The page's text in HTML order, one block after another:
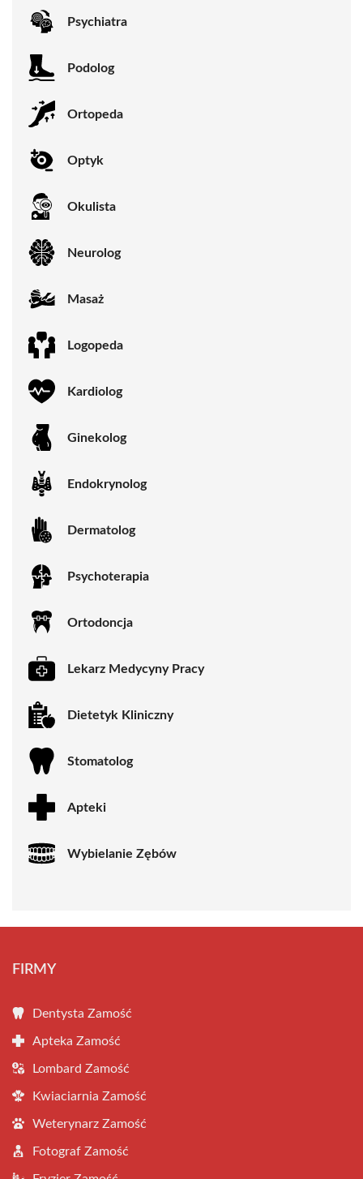
Psychiatra
Podolog
Ortopeda
Optyk
Okulista
Neurolog
Masaż
Logopeda
Kardiolog
Ginekolog
Endokrynolog
Dermatolog
Psychoterapia
Ortodoncja
Lekarz Medycyny Pracy
Dietetyk Kliniczny
Stomatolog
Apteki
Wybielanie Zębów
FIRMY
Dentysta Zamość
Apteka Zamość
Lombard Zamość
Kwiaciarnia Zamość
Weterynarz Zamość
Fotograf Zamość